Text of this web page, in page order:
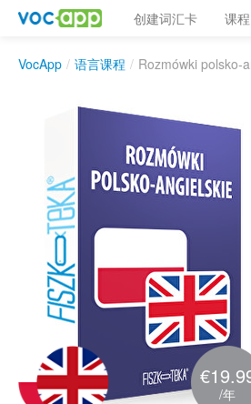
创建词汇卡 课程
VocApp / 语言课程 / Rozmówki polsko-
/年